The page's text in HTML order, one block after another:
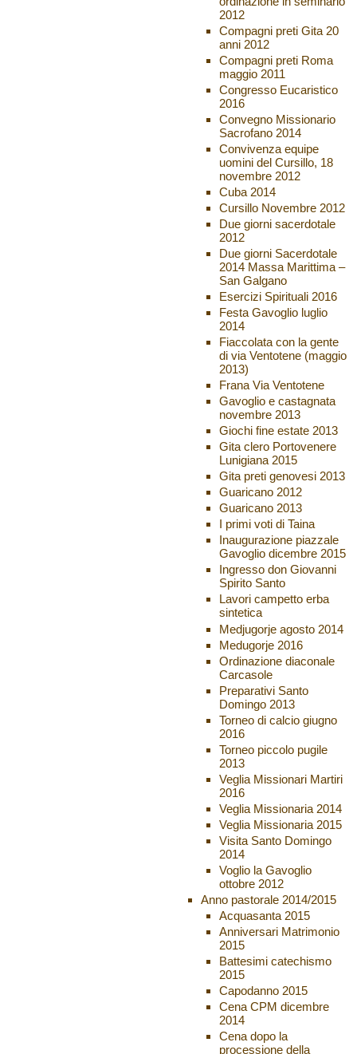
2012
Compagni preti Gita 20
anni 2012
Compagni preti Roma
maggio 2011
Congresso Eucaristico
2016
Convegno Missionario
Sacrofano 2014
Convivenza equipe
uomini del Cursillo, 18
novembre 2012
Cuba 2014
Cursillo Novembre 2012
Due giorni sacerdotale
2012
Due giorni Sacerdotale
2014 Massa Marittima –
San Galgano
Esercizi Spirituali 2016
Festa Gavoglio luglio
2014
Fiaccolata con la gente
di via Ventotene (maggio
2013)
Frana Via Ventotene
Gavoglio e castagnata
novembre 2013
Giochi fine estate 2013
Gita clero Portovenere
Lunigiana 2015
Gita preti genovesi 2013
Guaricano 2012
Guaricano 2013
I primi voti di Taina
Inaugurazione piazzale
Gavoglio dicembre 2015
Ingresso don Giovanni
Spirito Santo
Lavori campetto erba
sintetica
Medjugorje agosto 2014
Medugorje 2016
Ordinazione diaconale
Carcasole
Preparativi Santo
Domingo 2013
Torneo di calcio giugno
2016
Torneo piccolo pugile
2013
Veglia Missionari Martiri
2016
Veglia Missionaria 2014
Veglia Missionaria 2015
Visita Santo Domingo
2014
Voglio la Gavoglio
ottobre 2012
Anno pastorale 2014/2015
Acquasanta 2015
Anniversari Matrimonio
2015
Battesimi catechismo
2015
Capodanno 2015
Cena CPM dicembre
2014
Cena dopo la
processione della